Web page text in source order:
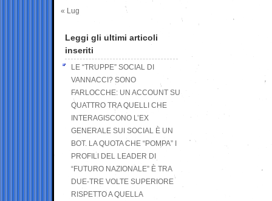
« Lug
Leggi gli ultimi articoli
inseriti
LE “TRUPPE” SOCIAL DI
VANNACCI? SONO
FARLOCCHE: UN ACCOUNT SU
QUATTRO TRA QUELLI CHE
INTERAGISCONO L’EX
GENERALE SUI SOCIAL È UN
BOT. LA QUOTA CHE “POMPA” I
PROFILI DEL LEADER DI
“FUTURO NAZIONALE” È TRA
DUE-TRE VOLTE SUPERIORE
RISPETTO A QUELLA